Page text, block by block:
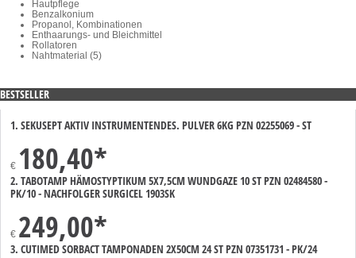
Hautpflege
Benzalkonium
Propanol, Kombinationen
Enthaarungs- und Bleichmittel
Rollatoren
Nahtmaterial (5)
BESTSELLER
1. SEKUSEPT AKTIV INSTRUMENTENDES. PULVER 6KG PZN 02255069 - ST
€ 180,40*
2. TABOTAMP HÄMOSTYPTIKUM 5X7,5CM WUNDGAZE 10 ST PZN 02484580 -
PK/10 - NACHFOLGER SURGICEL 1903SK
€ 249,00*
3. CUTIMED SORBACT TAMPONADEN 2X50CM 24 ST PZN 07351731 - PK/24